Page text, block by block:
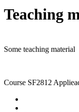
Teaching
Some teaching material
Course SF2812